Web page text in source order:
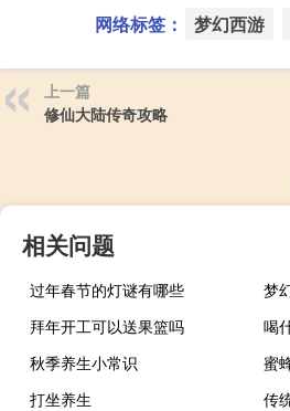
网络标签： 梦幻西游
上一篇
修仙大陆传奇攻略
相关问题
过年春节的灯谜有哪些
梦
拜年开工可以送果篮吗
喝
秋季养生小常识
蜜
打坐养生
传